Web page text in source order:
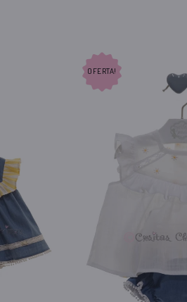
OFERTA!